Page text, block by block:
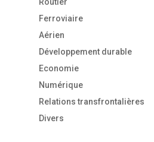
Ferroviaire
Aérien
Développement durable
Economie
Numérique
Relations transfrontalières
Divers